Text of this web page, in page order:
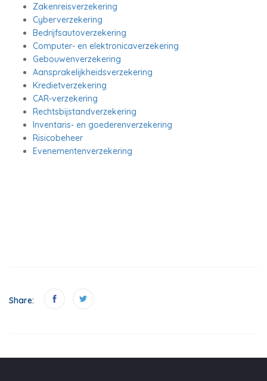
Zakenreisverzekering
Cyberverzekering
Bedrijfsautoverzekering
Computer- en elektronicaverzekering
Gebouwenverzekering
Aansprakelijkheidsverzekering
Kredietverzekering
CAR-verzekering
Rechtsbijstandverzekering
Inventaris- en goederenverzekering
Risicobeheer
Evenementenverzekering
Share: